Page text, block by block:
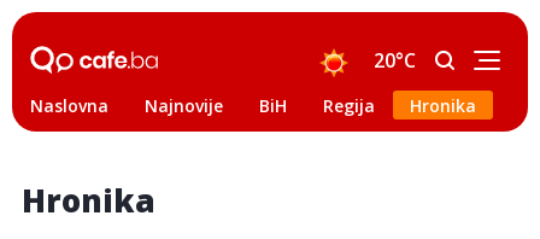
20°C
Naslovna Najnovije BiH Regija Hronika
Hronika